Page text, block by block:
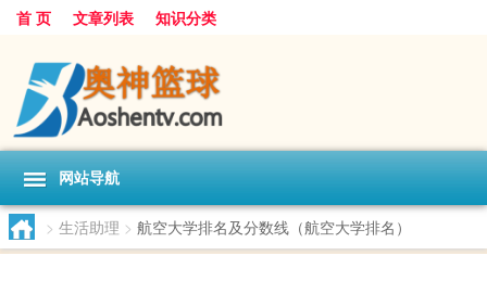
首 页 文章列表 知识分类
网站导航
> 生活助理 > 航空大学排名及分数线（航空大学排名）